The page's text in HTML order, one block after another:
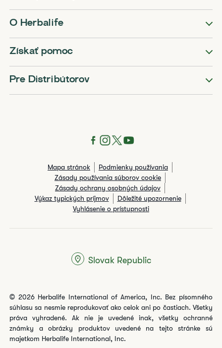
O Herbalife
Získať pomoc
Pre Distribútorov
Mapa stránok
Podmienky používania
Zásady používania súborov cookie
Zásady ochrany osobných údajov
Výkaz typických príjmov
Dôležité upozornenie
Vyhlásenie o prístupnosti
© 2026 Herbalife International of America, Inc. Bez písomného
súhlasu sa nesmie reprodukovať ako celok ani po častiach. Všetky
práva vyhradené. Ak nie je uvedené inak, všetky ochranné
známky a obrázky produktov uvedené na tejto stránke sú
majetkom Herbalife International, Inc.
Slovak Republic